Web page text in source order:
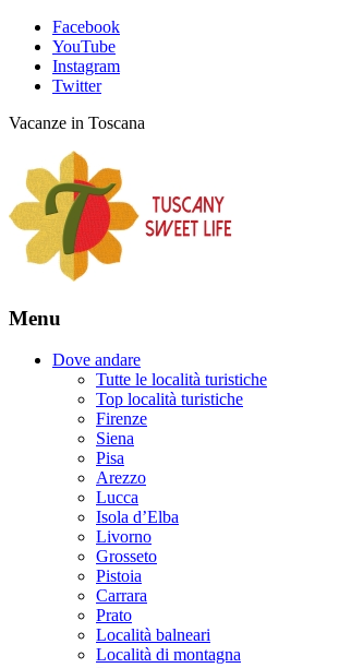
Facebook
YouTube
Instagram
Twitter
Vacanze in Toscana
Menu
Dove andare
Tutte le località turistiche
Top località turistiche
Firenze
Siena
Pisa
Arezzo
Lucca
Isola d’Elba
Livorno
Grosseto
Pistoia
Carrara
Prato
Località balneari
Località di montagna